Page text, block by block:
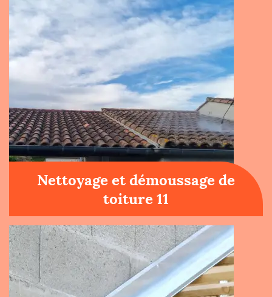
Nettoyage et démoussage de
toiture 11